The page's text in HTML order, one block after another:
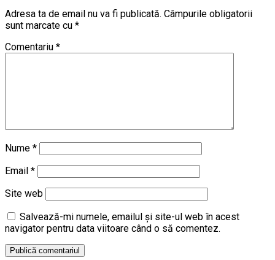
Adresa ta de email nu va fi publicată. Câmpurile obligatorii
sunt marcate cu *
Comentariu *
Nume *
Email *
Site web
Salvează-mi numele, emailul și site-ul web în acest
navigator pentru data viitoare când o să comentez.